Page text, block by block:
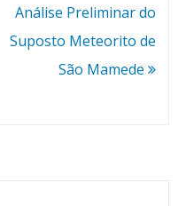
Análise Preliminar do
Suposto Meteorito de
São Mamede